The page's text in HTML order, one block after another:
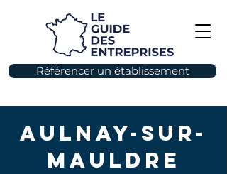
Référencer un établissement
Aulnay-sur-
Mauldre